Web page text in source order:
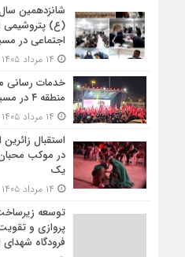
شانزدهمین
(ع) پتروشیمی
اجتماعی در
خدمات رسانی
منطقه ۴ در مسیر مشایه
استقبال
در موکب
یک
توسعه
پروازی و
فرودگاه شهدای